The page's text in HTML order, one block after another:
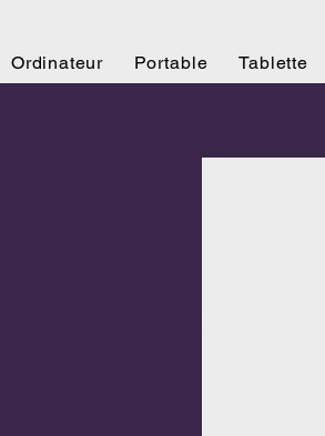
Ordinateur Portable Tablette